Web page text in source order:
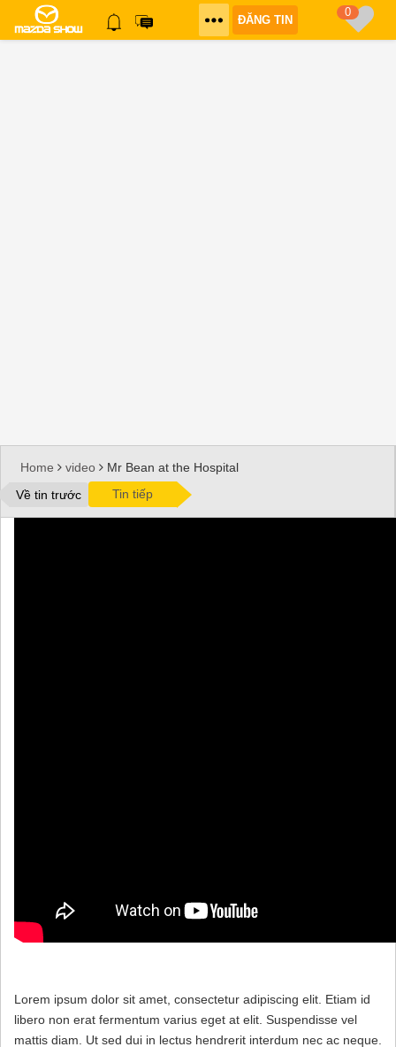
0
ĐĂNG TIN
Home video
Mr Bean at the Hospital
Về tin trước
Tin tiếp
Lorem ipsum dolor sit amet, consectetur adipiscing elit. Etiam id
libero non erat fermentum varius eget at elit. Suspendisse vel
mattis diam. Ut sed dui in lectus hendrerit interdum nec ac neque.